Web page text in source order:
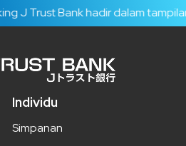
Trust Bank hadir dalam
Individu
Simpanan